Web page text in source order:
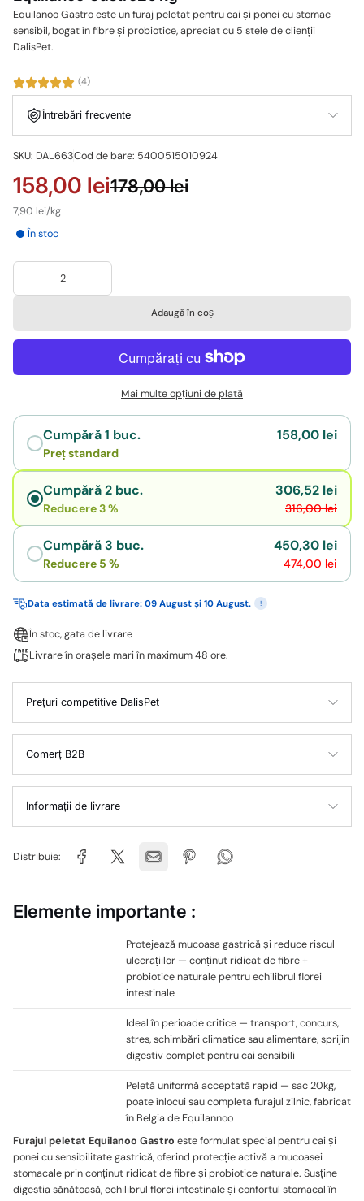
Equilanoo Gastro este un furaj peletat pentru cai și ponei cu stomac
sensibil, bogat în fibre și probiotice, apreciat cu 5 stele de clienții
DalisPet.
(4)
Întrebări frecvente
SKU: DAL663Cod de bare: 5400515010924
158,00 lei178,00 lei
7,90 lei/kg
În stoc
Adaugă în coș
Mai multe opțiuni de plată
Cumpără 1 buc.
Preț standard
158,00 lei
Cumpără 2 buc.
Reducere 3 %
306,52 lei
316,00 lei
Cumpără 3 buc.
Reducere 5 %
450,30 lei
474,00 lei
Data estimată de livrare: 09 August și 10 August. !
În stoc, gata de livrare
Livrare în orașele mari în maximum 48 ore.
Prețuri competitive DalisPet
Comerț B2B
Informații de livrare
Distribuie:
Elemente importante :
Protejează mucoasa gastrică și reduce riscul
ulcerațiilor — conținut ridicat de fibre +
probiotice naturale pentru echilibrul florei
intestinale
Ideal în perioade critice — transport, concurs,
stres, schimbări climatice sau alimentare, sprijin
digestiv complet pentru cai sensibili
Peletă uniformă acceptată rapid — sac 20kg,
poate înlocui sau completa furajul zilnic, fabricat
în Belgia de Equilannoo
Furajul peletat Equilanoo Gastro este formulat special pentru cai și
ponei cu sensibilitate gastrică, oferind protecție activă a mucoasei
stomacale prin conținut ridicat de fibre și probiotice naturale. Susține
digestia sănătoasă, echilibrul florei intestinale și confortul stomacal în